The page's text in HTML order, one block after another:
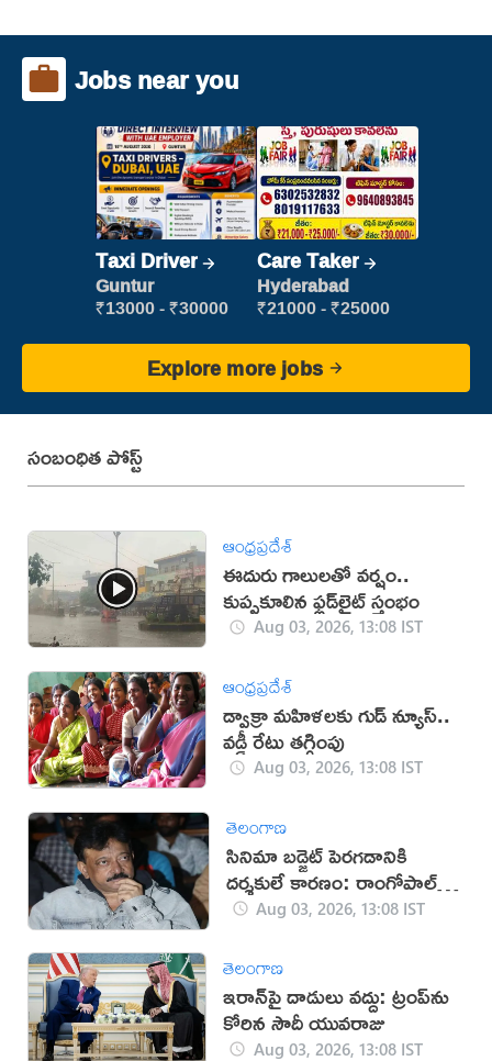
Jobs near you
Taxi Driver
Guntur
₹13000 - ₹30000
Care Taker
Hyderabad
₹21000 - ₹25000
Explore more jobs
సంబంధిత పోస్ట్
ఆంధ్రప్రదేశ్
ఈదురు గాలులతో వర్షం..
కుప్పకూలిన ఫ్లడ్‌లైట్‌ స్తంభం
Aug 03, 2026, 13:08 IST
ఆంధ్రప్రదేశ్
డ్వాక్రా మహిళలకు గుడ్ న్యూస్..
వడ్డీ రేటు తగ్గింపు
Aug 03, 2026, 13:08 IST
తెలంగాణ
సినిమా బడ్జెట్ పెరగడానికి
దర్శకులే కారణం: రాంగోపాల్
వర్మAug 03, 2026, 13:08 IST
తెలంగాణ
ఇరాన్‌పై దాడులు వద్దు: ట్రంప్‌ను
కోరిన సౌదీ యువరాజు
Aug 03, 2026, 13:08 IST